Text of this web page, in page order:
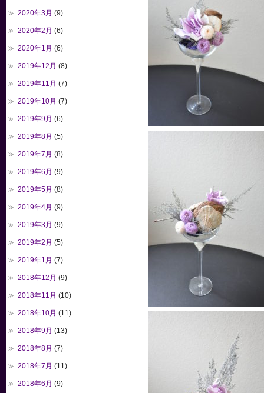
2020年3月 (9)
2020年2月 (6)
2020年1月 (6)
2019年12月 (8)
2019年11月 (7)
2019年10月 (7)
2019年9月 (6)
2019年8月 (5)
2019年7月 (8)
2019年6月 (9)
2019年5月 (8)
2019年4月 (9)
2019年3月 (9)
2019年2月 (5)
2019年1月 (7)
2018年12月 (9)
2018年11月 (10)
2018年10月 (11)
2018年9月 (13)
2018年8月 (7)
2018年7月 (11)
2018年6月 (9)